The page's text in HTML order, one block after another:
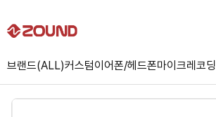
브랜드(ALL)커스텀이어폰/헤드폰마이크레코딩